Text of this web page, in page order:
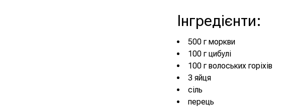
Інгредієнти:
500 г моркви
100 г цибулі
100 г волоських горіхів
3 яйця
сіль
перець